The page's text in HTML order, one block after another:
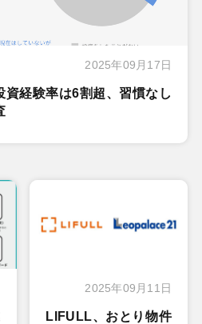
2025年09月17日
資経験率は6割超、習慣なし
2025年09月11日
LIFULL、おとり物件